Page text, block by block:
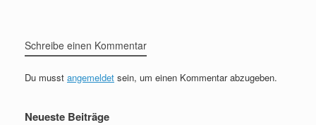
Schreibe einen Kommentar
Du musst angemeldet sein, um einen Kommentar abzugeben.
Neueste Beiträge